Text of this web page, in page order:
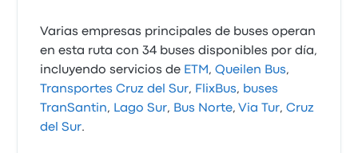
Varias empresas principales de buses operan
en esta ruta con 34 buses disponibles por día,
incluyendo servicios de ETM ,Queilen Bus,
Transportes Cruz del Sur, FlixBus, buses
TranSantin, Lago Sur, Bus Norte,Via Tur,Cruz
del Sur.